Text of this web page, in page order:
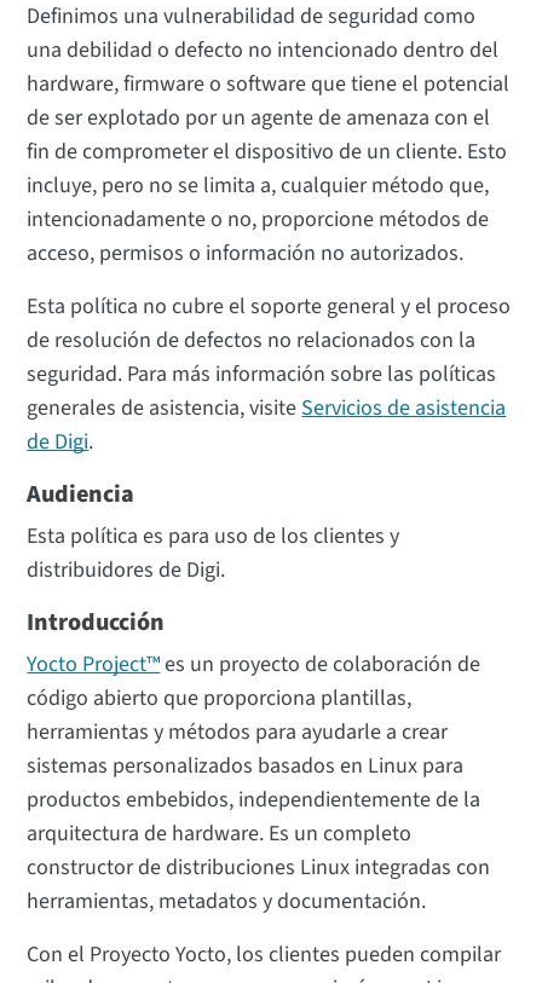
Definimos una vulnerabilidad de seguridad como
una debilidad o defecto no intencionado dentro del
hardware, firmware o software que tiene el potencial
de ser explotado por un agente de amenaza con el
fin de comprometer el dispositivo de un cliente. Esto
incluye, pero no se limita a, cualquier método que,
intencionadamente o no, proporcione métodos de
acceso, permisos o información no autorizados.
Esta política no cubre el soporte general y el proceso
de resolución de defectos no relacionados con la
seguridad. Para más información sobre las políticas
generales de asistencia, visiteServicios de asistencia
de Digi.
Audiencia
Esta política es para uso de los clientes y
distribuidores de Digi.
Introducción
Yocto Project™es un proyecto de colaboración de
código abierto que proporciona plantillas,
herramientas y métodos para ayudarle a crear
sistemas personalizados basados en Linux para
productos embebidos, independientemente de la
arquitectura de hardware. Es un completo
constructor de distribuciones Linux integradas con
herramientas, metadatos y documentación.
Con el Proyecto Yocto, los clientes pueden compilar